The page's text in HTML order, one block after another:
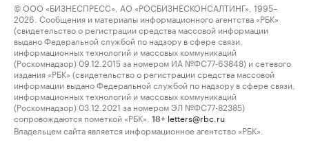
© ООО «БИЗНЕСПРЕСС», АО «РОСБИЗНЕСКОНСАЛТИНГ», 1995–
2026. Сообщения и материалы информационного агентства «РБК»
(свидетельство о регистрации средства массовой информации
выдано Федеральной службой по надзору в сфере связи,
информационных технологий и массовых коммуникаций
(Роскомнадзор) 09.12.2015 за номером ИА №ФС77-63848) и сетевого
издания «РБК» (свидетельство о регистрации средства массовой
информации выдано Федеральной службой по надзору в сфере связи,
информационных технологий и массовых коммуникаций
(Роскомнадзор) 03.12.2021 за номером ЭЛ №ФС77-82385)
сопровождаются пометкой «РБК».
18+ letters@rbc.ru
Владельцем сайта является информационное агентство «РБК».